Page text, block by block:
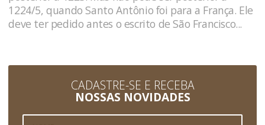
1224/5, quando Santo Antônio foi para a França. Ele
deve ter pedido antes o escrito de São Francisco...
CADASTRE-SE E RECEBA
NOSSAS NOVIDADES